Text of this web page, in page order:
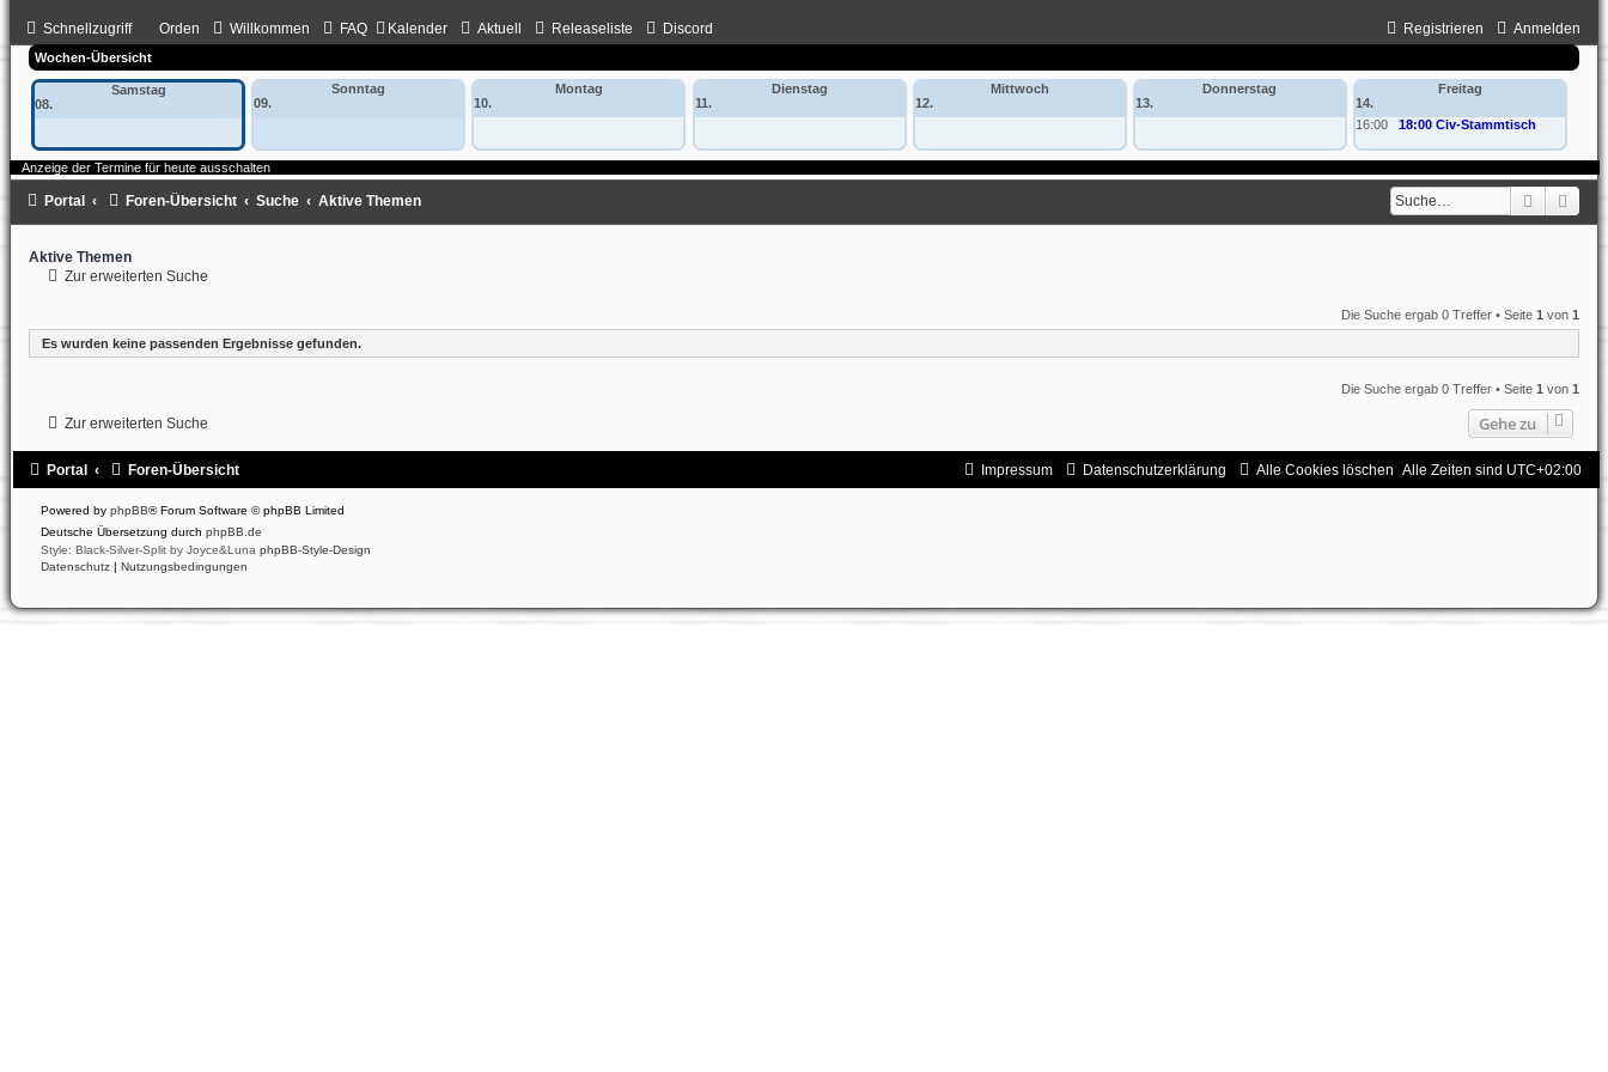
Schnellzugriff Orden Willkommen FAQ Kalender Aktuell Releaseliste Discord Anmelden
Registrieren
Wochen-Übersicht
Samstag
08.
Sonntag
09.
Montag
10.
Dienstag
11.
Mittwoch
12.
Donnerstag
13.
Freitag
14.
16:00
18:00 Civ-Stammtisch
Anzeige der Termine für heute ausschalten
Suche
Portal Foren-Übersicht Suche Aktive Themen
Aktive Themen
Zur erweiterten Suche
Die Suche ergab 0 Treffer • Seite1 von1
Es wurden keine passenden Ergebnisse gefunden.
Die Suche ergab 0 Treffer • Seite1 von1
Zur erweiterten Suche Gehe zu
Portal Foren-Übersicht Alle Zeiten sind UTC+02:00
Alle Cookies löschen
Datenschutzerklärung
Impressum
Powered by phpBB® Forum Software © phpBB Limited
Deutsche Übersetzung durch phpBB.de
Style: Black-Silver-Split by Joyce&Luna phpBB-Style-Design
Datenschutz
Nutzungsbedingungen